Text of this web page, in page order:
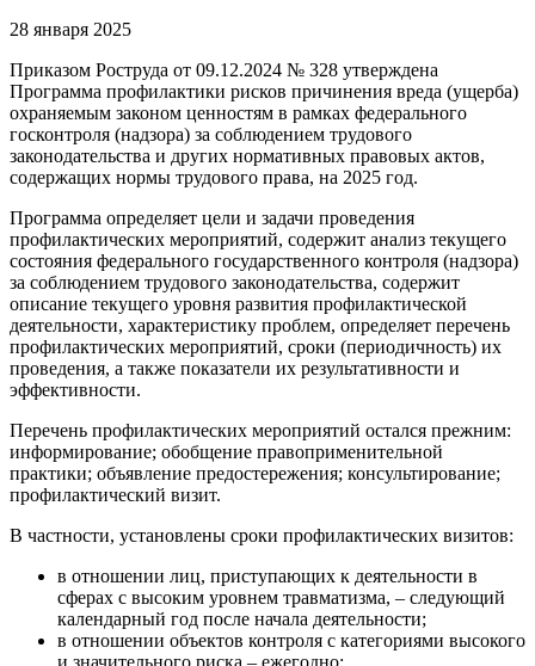
28 января 2025
Приказом Роструда от 09.12.2024 № 328 утверждена
Программа профилактики рисков причинения вреда (ущерба)
охраняемым законом ценностям в рамках федерального
госконтроля (надзора) за соблюдением трудового
законодательства и других нормативных правовых актов,
содержащих нормы трудового права, на 2025 год.
Программа определяет цели и задачи проведения
профилактических мероприятий, содержит анализ текущего
состояния федерального государственного контроля (надзора)
за соблюдением трудового законодательства, содержит
описание текущего уровня развития профилактической
деятельности, характеристику проблем, определяет перечень
профилактических мероприятий, сроки (периодичность) их
проведения, а также показатели их результативности и
эффективности.
Перечень профилактических мероприятий остался прежним:
информирование; обобщение правоприменительной
практики; объявление предостережения; консультирование;
профилактический визит.
В частности, установлены сроки профилактических визитов:
в отношении лиц, приступающих к деятельности в
сферах с высоким уровнем травматизма, – следующий
календарный год после начала деятельности;
в отношении объектов контроля с категориями высокого
и значительного риска – ежегодно;